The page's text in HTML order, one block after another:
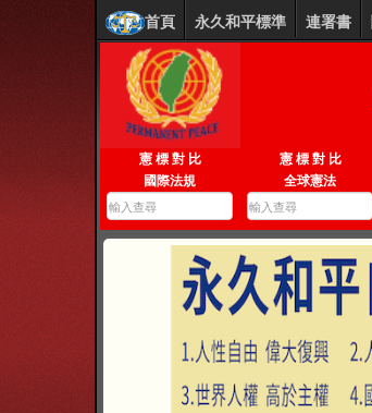
首頁 永久和平標準 連署書
憲 標 對 比
國際法規
憲 標 對 比
全球憲法